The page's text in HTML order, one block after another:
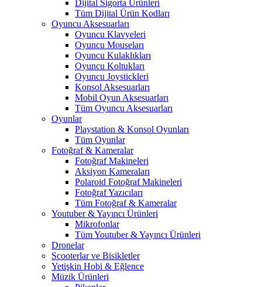
Dijital Sigorta Ürünleri
Tüm Dijital Ürün Kodları
Oyuncu Aksesuarları
Oyuncu Klavyeleri
Oyuncu Mouseları
Oyuncu Kulaklıkları
Oyuncu Koltukları
Oyuncu Joystickleri
Konsol Aksesuarları
Mobil Oyun Aksesuarları
Tüm Oyuncu Aksesuarları
Oyunlar
Playstation & Konsol Oyunları
Tüm Oyunlar
Fotoğraf & Kameralar
Fotoğraf Makineleri
Aksiyon Kameraları
Polaroid Fotoğraf Makineleri
Fotoğraf Yazıcıları
Tüm Fotoğraf & Kameralar
Youtuber & Yayıncı Ürünleri
Mikrofonlar
Tüm Youtuber & Yayıncı Ürünleri
Dronelar
Scooterlar ve Bisikletler
Yetişkin Hobi & Eğlence
Müzik Ürünleri